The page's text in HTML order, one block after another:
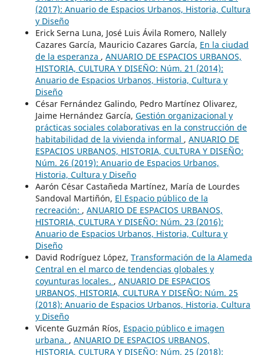
(2017): Anuario de Espacios Urbanos, Historia, Cultura
y Diseño
Erick Serna Luna, José Luis Ávila Romero, Nallely
Cazares García, Mauricio Cazares García, En la ciudad
de la esperanza , ANUARIO DE ESPACIOS URBANOS,
HISTORIA, CULTURA Y DISEÑO: Núm. 21 (2014):
Anuario de Espacios Urbanos, Historia, Cultura y
Diseño
César Fernández Galindo, Pedro Martínez Olivarez,
Jaime Hernández García, Gestión organizacional y
prácticas sociales colaborativas en la construcción de
habitabilidad de la vivienda informal , ANUARIO DE
ESPACIOS URBANOS, HISTORIA, CULTURA Y DISEÑO:
Núm. 26 (2019): Anuario de Espacios Urbanos,
Historia, Cultura y Diseño
Aarón César Castañeda Martínez, María de Lourdes
Sandoval Martiñón, El Espacio público de la
recreación: , ANUARIO DE ESPACIOS URBANOS,
HISTORIA, CULTURA Y DISEÑO: Núm. 23 (2016):
Anuario de Espacios Urbanos, Historia, Cultura y
Diseño
David Rodríguez López, Transformación de la Alameda
Central en el marco de tendencias globales y
coyunturas locales. , ANUARIO DE ESPACIOS
URBANOS, HISTORIA, CULTURA Y DISEÑO: Núm. 25
(2018): Anuario de Espacios Urbanos, Historia, Cultura
y Diseño
Vicente Guzmán Ríos, Espacio público e imagen
urbana. , ANUARIO DE ESPACIOS URBANOS,
HISTORIA, CULTURA Y DISEÑO: Núm. 25 (2018):